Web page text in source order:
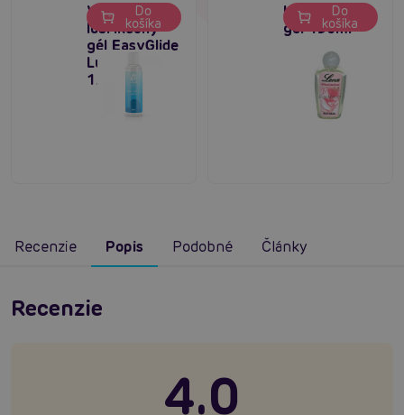
Vodný
lubrikačný
gél EasyGlide
Lubricant
150 ml
Do
košíka
Lona Natural
gél 130ml
Do
košíka
Recenzie Popis Podobné Články
Recenzie
4.0